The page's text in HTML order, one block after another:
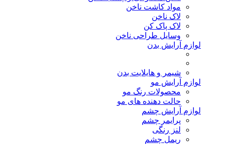
مواد کاشت ناخن
لاک ناخن
لاک پاک کن
وسایل طراحی ناخن
لوازم آرایش بدن
شیمر و هایلایت بدن
لوازم آرایش مو
محصولات رنگ مو
حالت دهنده های مو
لوازم آرایش چشم
پرایمر چشم
لنز رنگی
ریمل چشم